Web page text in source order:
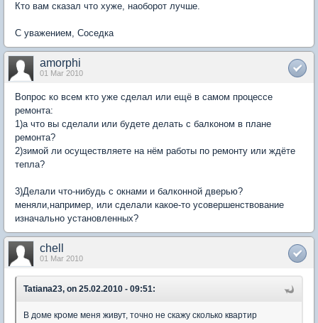
Кто вам сказал что хуже, наоборот лучше.
С уважением, Соседка
amorphi
01 Mar 2010
Вопрос ко всем кто уже сделал или ещё в самом процессе
ремонта:
1)а что вы сделали или будете делать с балконом в плане
ремонта?
2)зимой ли осуществляете на нём работы по ремонту или ждёте
тепла?
3)Делали что-нибудь с окнами и балконной дверью?
меняли,например, или сделали какое-то усовершенствование
изначально установленных?
chell
01 Mar 2010
Tatiana23, on 25.02.2010 - 09:51:
В доме кроме меня живут, точно не скажу сколько квартир